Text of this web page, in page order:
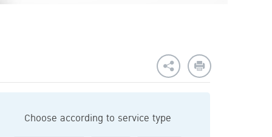
Choose according to service type